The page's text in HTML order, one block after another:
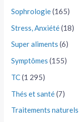
Sophrologie(165)
Stress, Anxiété(18)
Super aliments (6)
Symptômes (155)
TC(1 295)
Thés et santé(7)
Traitements naturels